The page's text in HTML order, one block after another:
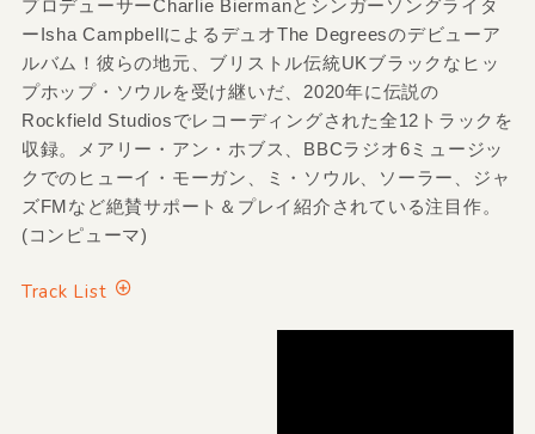
プロデューサーCharlie Biermanとシンガーソングライタ
ーIsha CampbellによるデュオThe Degreesのデビューア
ルバム！彼らの地元、ブリストル伝統UKブラックなヒッ
プホップ・ソウルを受け継いだ、2020年に伝説の
Rockfield Studiosでレコーディングされた全12トラックを
収録。メアリー・アン・ホブス、BBCラジオ6ミュージッ
クでのヒューイ・モーガン、ミ・ソウル、ソーラー、ジャ
ズFMなど絶賛サポート＆プレイ紹介されている注目作。
(コンピューマ)
Track List